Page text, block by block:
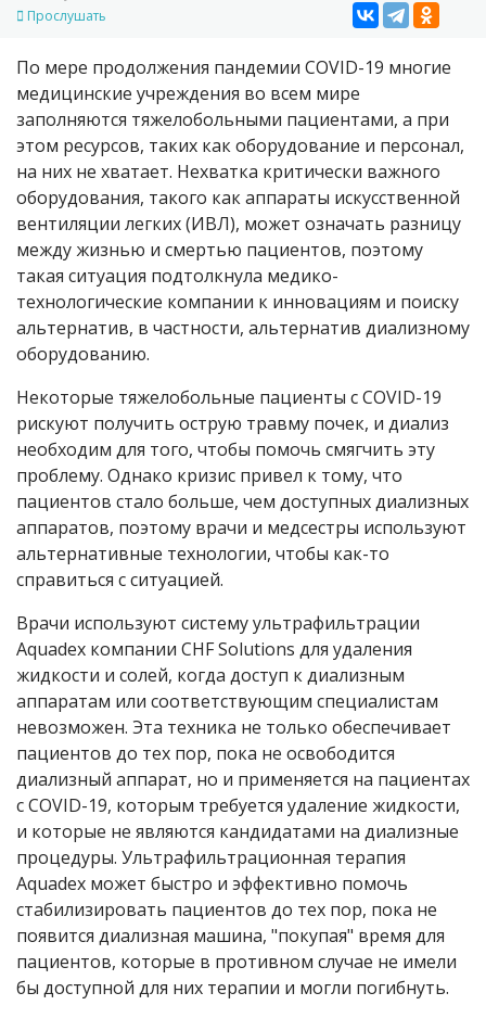
Прослушать
По мере продолжения пандемии COVID-19 многие
медицинские учреждения во всем мире
заполняются тяжелобольными пациентами, а при
этом ресурсов, таких как оборудование и персонал,
на них не хватает. Нехватка критически важного
оборудования, такого как аппараты искусственной
вентиляции легких (ИВЛ), может означать разницу
между жизнью и смертью пациентов, поэтому
такая ситуация подтолкнула медико-
технологические компании к инновациям и поиску
альтернатив, в частности, альтернатив диализному
оборудованию.
Некоторые тяжелобольные пациенты сCOVID-19
рискуют получить острую травму почек, и диализ
необходим для того, чтобы помочь смягчить эту
проблему. Однако кризис привел к тому, что
пациентов стало больше, чем доступных диализных
аппаратов, поэтому врачи и медсестры используют
альтернативные технологии, чтобы как-то
справиться с ситуацией.
Врачи используют систему ультрафильтрации
Aquadex компании CHF Solutions для удаления
жидкости и солей, когда доступ к диализным
аппаратам или соответствующим специалистам
невозможен. Эта техника не только обеспечивает
пациентов до тех пор, пока не освободится
диализный аппарат, но и применяется на пациентах
сCOVID-19, которым требуется удаление жидкости,
и которые не являются кандидатами на диализные
процедуры. Ультрафильтрационная терапия
Aquadex может быстро и эффективно помочь
стабилизировать пациентов до тех пор, пока не
появится диализная машина, "покупая" время для
пациентов, которые в противном случае не имели
бы доступной для них терапии и могли погибнуть.